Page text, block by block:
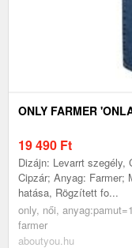
ONLY FARMER
19 490 Ft
Dizájn: Levarrt szegély,
Cipzár; Anyag: Farmer;
hatása, Rögzített fo...
only, női,
farmer
aboutyou.hu